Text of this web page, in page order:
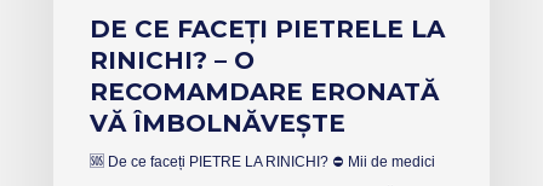
DE CE FACEȚI PIETRELE LA
RINICHI? – O
RECOMAMDARE ERONATĂ
VĂ ÎMBOLNĂVEȘTE
🆘 De ce faceți PIETRE LA RINICHI? ⛔️ Mii de medici